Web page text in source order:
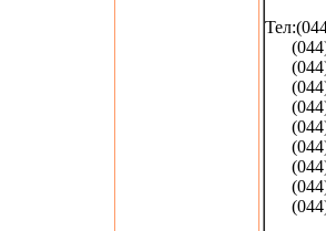
(044)-
(044)-
(044)-
(044)-
(044)-
(044)-
(044)-
(044)-